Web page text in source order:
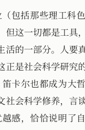
包括那些理工科
这一切都是工具
活的一部分。人要
是社会科学研究
卡尔也都成为大
会科学修养，言
感，恰恰说明了